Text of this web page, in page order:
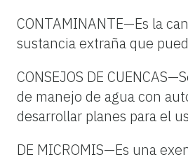
CONTAMINANTE—Es la
sustancia extraña que
CONSEJOS DE
de manejo de agua con
desarrollar planes para el
DE MICROMIS—Es una